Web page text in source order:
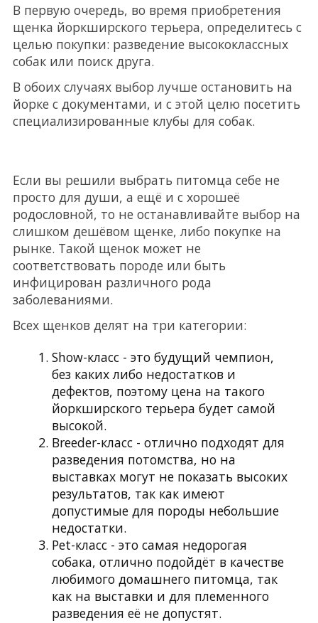
В первую очередь, во время приобретения
щенка йоркширского терьера, определитесь с
целью покупки: разведение высококлассных
собак или поиск друга.
В обоих случаях выбор лучше остановить на
йорке с документами, и с этой целю посетить
специализированные клубы для собак.
Если вы решили выбрать питомца себе не
просто для души, а ещё и с хорошеё
родословной, то не останавливайте выбор на
слишком дешёвом щенке, либо покупке на
рынке. Такой щенок может не
соответствовать породе или быть
инфицирован различного рода
заболеваниями.
Всех щенков делят на три категории:
Show-класс - это будущий чемпион,
без каких либо недостатков и
дефектов, поэтому цена на такого
йоркширского терьера будет самой
высокой.
Breeder-класс - отлично подходят для
разведения потомства, но на
выставках могут не показать высоких
результатов, так как имеют
допустимые для породы небольшие
недостатки.
Pet-класс - это самая недорогая
собака, отлично подойдёт в качестве
любимого домашнего питомца, так
как на выставки и для племенного
разведения её не допустят.